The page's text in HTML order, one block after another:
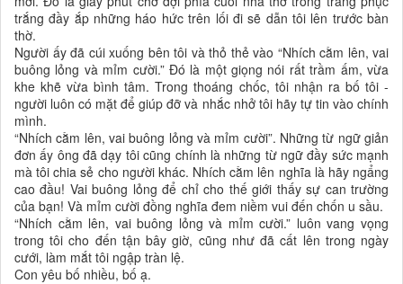
trắng đầy ắp những háo hức trên lối đi sẽ dẫn tôi lên trước bàn
thờ.
Người ấy đã cúi xuống bên tôi và thỏ thẻ vào “Nhích cằm lên, vai
buông lỏng và mỉm cười.” Đó là một giọng nói rất trầm ấm, vừa
khe khẽ vừa bình tâm. Trong thoáng chốc, tôi nhận ra bố tôi -
người luôn có mặt để giúp đỡ và nhắc nhở tôi hãy tự tin vào chính
mình.
“Nhích cằm lên, vai buông lỏng và mỉm cười”. Những từ ngữ giản
đơn ấy ông đã dạy tôi cũng chính là những từ ngữ đầy sức mạnh
mà tôi chia sẻ cho người khác. Nhích cằm lên nghĩa là hãy ngẩng
cao đầu! Vai buông lỏng để chỉ cho thế giới thấy sự can trường
của bạn! Và mỉm cười đồng nghĩa đem niềm vui đến chốn u sầu.
“Nhích cằm lên, vai buông lỏng và mỉm cười.” luôn vang vọng
trong tôi cho đến tận bây giờ, cũng như đã cất lên trong ngày
cưới, làm mắt tôi ngập tràn lệ.
Con yêu bố nhiều, bố ạ.